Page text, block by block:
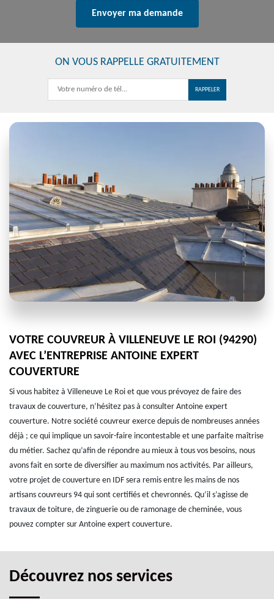
ON VOUS RAPPELLE GRATUITEMENT
VOTRE COUVREUR À VILLENEUVE LE ROI (94290)
AVEC L’ENTREPRISE ANTOINE EXPERT
COUVERTURE
Si vous habitez à Villeneuve Le Roi et que vous prévoyez de faire des
travaux de couverture, n’hésitez pas à consulter Antoine expert
couverture. Notre société couvreur exerce depuis de nombreuses années
déjà ; ce qui implique un savoir-faire incontestable et une parfaite maîtrise
du métier. Sachez qu’afin de répondre au mieux à tous vos besoins, nous
avons fait en sorte de diversifier au maximum nos activités. Par ailleurs,
votre projet de couverture en IDF sera remis entre les mains de nos
artisans couvreurs 94 qui sont certifiés et chevronnés. Qu’il s’agisse de
travaux de toiture, de zinguerie ou de ramonage de cheminée, vous
pouvez compter sur Antoine expert couverture.
Découvrez nos services